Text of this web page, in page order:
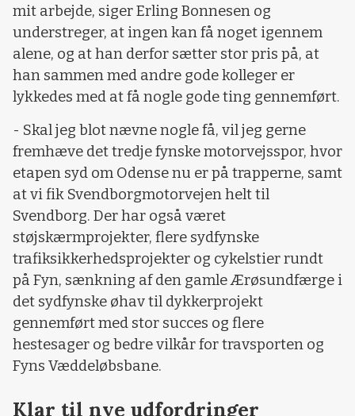
mit arbejde, siger Erling Bonnesen og
understreger, at ingen kan få noget igennem
alene, og at han derfor sætter stor pris på, at
han sammen med andre gode kolleger er
lykkedes med at få nogle gode ting gennemført.
- Skal jeg blot nævne nogle få, vil jeg gerne
fremhæve det tredje fynske motorvejsspor, hvor
etapen syd om Odense nu er på trapperne, samt
at vi fik Svendborgmotorvejen helt til
Svendborg. Der har også været
støjskærmprojekter, flere sydfynske
trafiksikkerhedsprojekter og cykelstier rundt
på Fyn, sænkning af den gamle Ærøsundfærge i
det sydfynske øhav til dykkerprojekt
gennemført med stor succes og flere
hestesager og bedre vilkår for travsporten og
Fyns Væddeløbsbane.
Klar til nye udfordringer